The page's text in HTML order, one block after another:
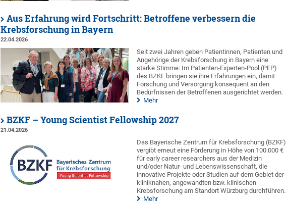
Aus Erfahrung wird Fortschritt: Betroffene verbessern die
Krebsforschung in Bayern
22.04.2026
Seit zwei Jahren geben Patientinnen, Patienten und
Angehörige der Krebsforschung in Bayern eine
starke Stimme: Im Patienten-Experten-Pool (PEP)
des BZKF bringen sie ihre Erfahrungen ein, damit
Forschung und Versorgung konsequent an den
Bedürfnissen der Betroffenen ausgerichtet werden.
Mehr
BZKF – Young Scientist Fellowship 2027
21.04.2026
Das Bayerische Zentrum für Krebsforschung (BZKF)
vergibt erneut eine Förderung in Höhe von 100.000 €
für early career researchers aus der Medizin
und/oder Natur- und Lebenswissenschaft, die
innovative Projekte oder Studien auf dem Gebiet der
kliniknahen, angewandten bzw. klinischen
Krebsforschung am Standort Würzburg durchführen.
Mehr